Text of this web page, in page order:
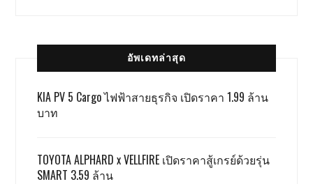
อัพเดทล่าสุด
KIA PV 5 Cargo ไฟฟ้าสายธุรกิจ เปิดราคา 1.99 ล้าน
บาท
TOYOTA ALPHARD x VELLFIRE เปิดราคาสู้เกรย์ด้วยรุ่น
SMART 3.59 ล้าน